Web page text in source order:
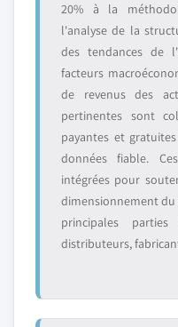
20% à la
l'analyse de la
des tendances de
facteurs
de revenus des
pertinentes sont
payantes et
données fiable.
intégrées pour
dimensionnement du
principales
distributeurs,